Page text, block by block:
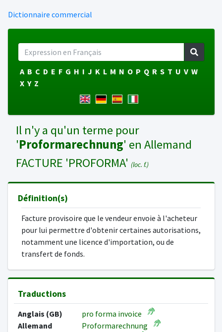
Dictionnaire commercial
A B C D E F G H I J K L M N O P Q R S T U V W
X Y Z
Il n'y a qu'un terme pour
'Proformarechnung' en Allemand
FACTURE 'PROFORMA' (loc. f.)
Définition(s)
Facture provisoire que le vendeur envoie à l'acheteur
pour lui permettre d'obtenir certaines autorisations,
notamment une licence d'importation, ou de
transfert de fonds.
Traductions
Anglais (GB)
pro forma invoice
Allemand
Proformarechnung